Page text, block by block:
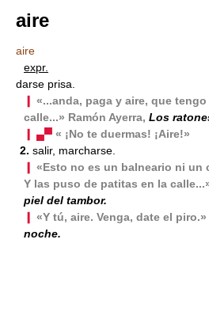
aire
aire
expr.
darse prisa.
«...anda, paga y aire, que
calle...» Ramón Ayerra, Los
❙ ▄▀ « ¡No te duermas! ¡Aire!»
2. salir, marcharse.
«Esto no es un balneario ni un
Y las puso de patitas en la
piel del tambor.
«Y tú, aire. Venga, date el
noche.